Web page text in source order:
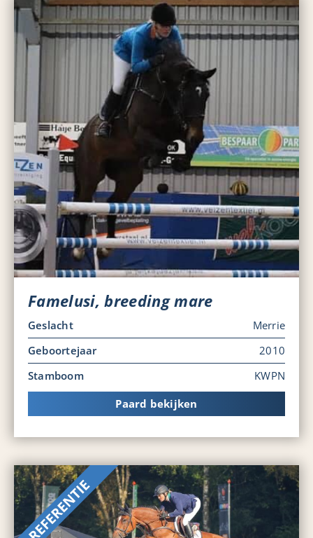
Famelusi, breeding mare
Geslacht
Merrie
Geboortejaar
2010
Stamboom
KWPN
Paard bekijken